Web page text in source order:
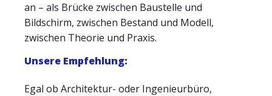
an – als Brücke zwischen Baustelle und
Bildschirm, zwischen Bestand und Modell,
zwischen Theorie und Praxis.
Unsere Empfehlung:
Egal ob Architektur- oder Ingenieurbüro,